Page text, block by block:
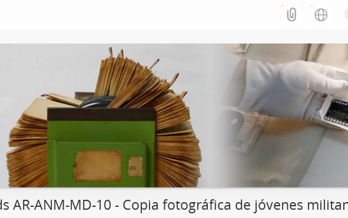
AR-ANM-MD-10 - Copia fotográfica de jóvenes